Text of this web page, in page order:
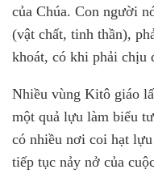
của Chúa. Con người
(vật chất, tinh thần),
khoát, có khi phải chịu
Nhiều vùng Kitô giáo
một quả lựu làm biểu
có nhiều nơi coi hạt
tiếp tục nảy nở của